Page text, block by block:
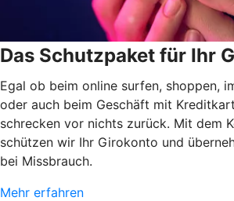
Das Schutzpaket für Ihr
Egal ob beim online surfen, shoppen,
oder auch beim Geschäft mit
schrecken vor nichts zurück. Mit dem
schützen wir Ihr Girokonto und
bei Missbrauch.
Mehr erfahren